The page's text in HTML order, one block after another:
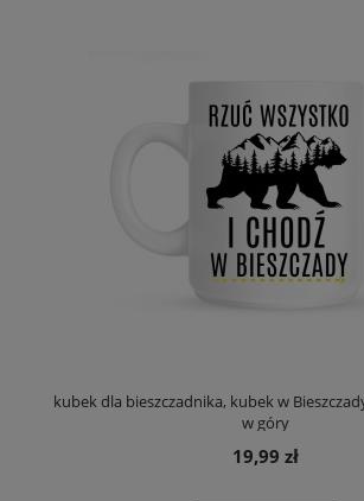
kubek dla bieszczadnika, kubek w
w góry
19,99 zł